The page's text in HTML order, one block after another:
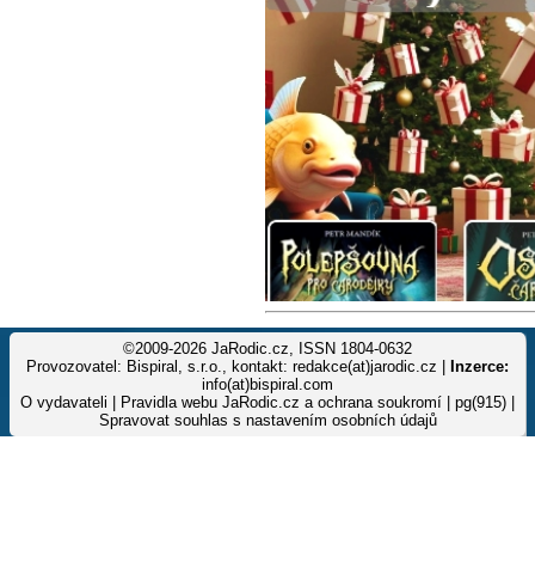
©2009-2026 JaRodic.cz, ISSN 1804-0632
Provozovatel: Bispiral, s.r.o., kontakt: redakce(at)jarodic.cz |
Inzerce:
info(at)bispiral.com
O vydavateli
Pravidla webu JaRodic.cz a ochrana soukromí | pg(915) |
Spravovat souhlas s nastavením osobních údajů